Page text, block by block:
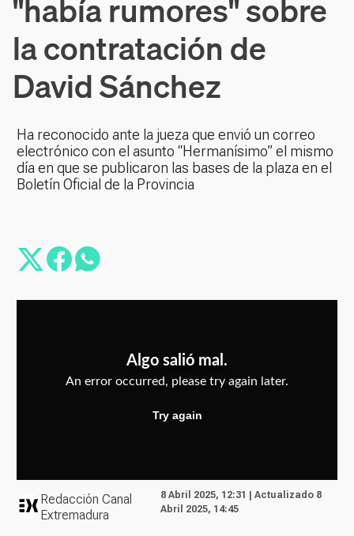
la contratación de
David Sánchez
Ha reconocido ante la jueza que envió un correo
electrónico con el asunto “Hermanísimo” el mismo
día en que se publicaron las bases de la plaza en el
Boletín Oficial de la Provincia
Redacción Canal
Extremadura
8 Abril 2025, 12:31 | Actualizado 8
Abril 2025, 14:45